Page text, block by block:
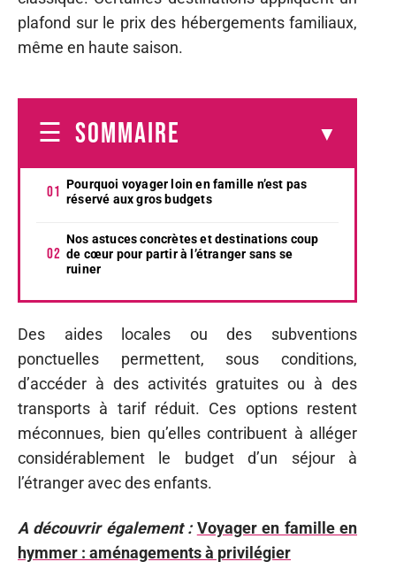
plafond sur le prix des hébergements familiaux,
même en haute saison.
SOMMAIRE
Pourquoi voyager loin en famille n’est pas
réservé aux gros budgets
Nos astuces concrètes et destinations coup
de cœur pour partir à l’étranger sans se
ruiner
Des aides locales ou des subventions
ponctuelles permettent, sous conditions,
d’accéder à des activités gratuites ou à des
transports à tarif réduit. Ces options restent
méconnues, bien qu’elles contribuent à alléger
considérablement le budget d’un séjour à
l’étranger avec des enfants.
A découvrir également : Voyager en famille en
hymmer : aménagements à privilégier